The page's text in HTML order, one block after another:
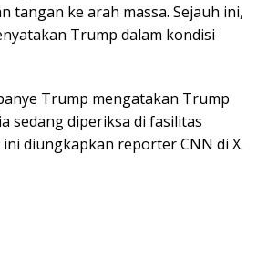
tangan ke arah massa. Sejauh ini,
Trump dalam kondisi
Trump mengatakan Trump
sedang diperiksa di fasilitas
diungkapkan reporter CNN di X.